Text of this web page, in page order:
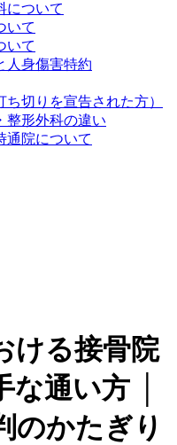
について
いて
いて
人身傷害特約
切りを宣告された方）
整形外科の違い
通院について
ける接骨院
な通い方 │
のかたぎり